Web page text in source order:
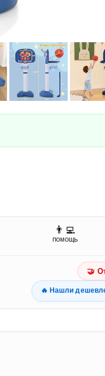
👨‍💻
ПОМОЩЬ
🤝
🔥 Нашли